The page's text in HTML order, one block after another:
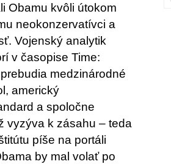
Obamu kvôli útokom
neokonzervatívci a
Vojenský analytik
v časopise Time:
medzinárodné
americký
a spoločne
vyzýva k zásahu – teda
píše na portáli
by mal volať po